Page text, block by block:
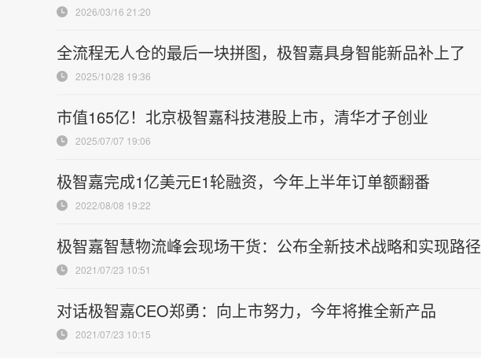
2026/03/16 21:20
全流程无人仓的最后一块拼图，极智嘉具身智能新品补上了
2025/10/28 19:36
市值165亿！北京极智嘉科技港股上市，清华才子创业
2025/07/07 19:06
极智嘉完成1亿美元E1轮融资，今年上半年订单额翻番
2022/08/08 19:22
极智嘉智慧物流峰会现场干货：公布全新技术战略和实现路径
2021/07/23 10:51
对话极智嘉CEO郑勇：向上市努力，今年将推全新产品
2021/07/23 10:15